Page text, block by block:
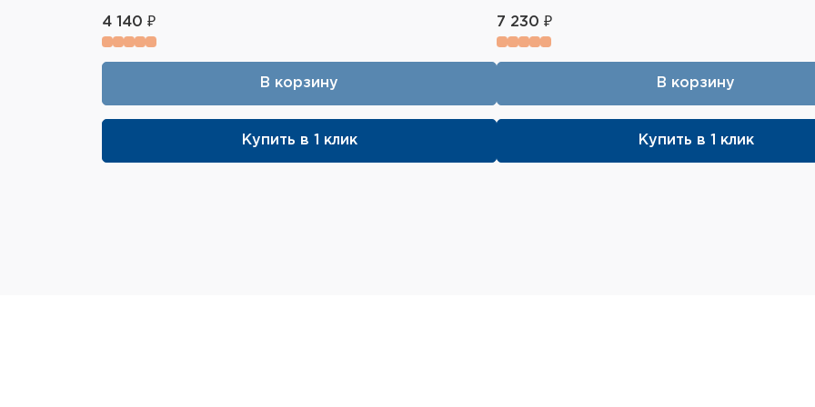
4 140 ₽
В корзину
Купить в 1 клик
7 230 ₽
В корзину
Купить в 1 клик